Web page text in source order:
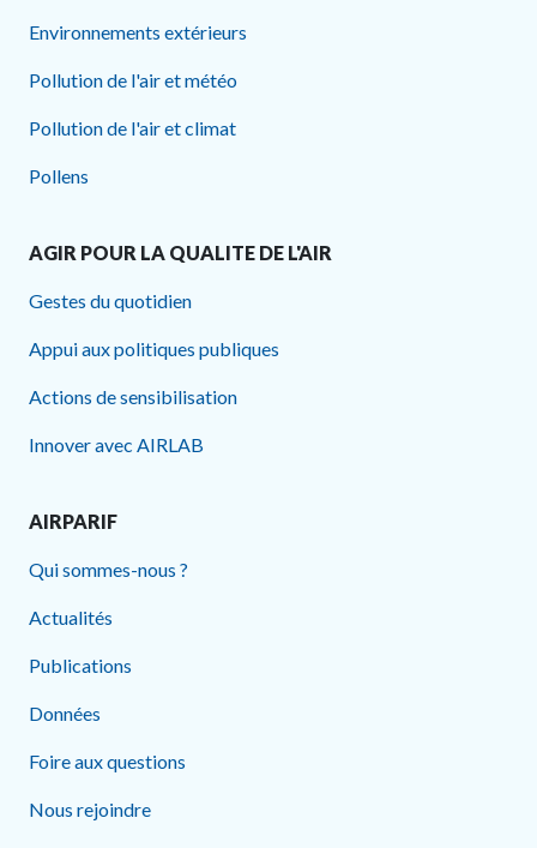
Environnements extérieurs
Pollution de l'air et météo
Pollution de l'air et climat
Pollens
AGIR POUR LA QUALITE DE L'AIR
Gestes du quotidien
Appui aux politiques publiques
Actions de sensibilisation
Innover avec AIRLAB
AIRPARIF
Qui sommes-nous ?
Actualités
Publications
Données
Foire aux questions
Nous rejoindre